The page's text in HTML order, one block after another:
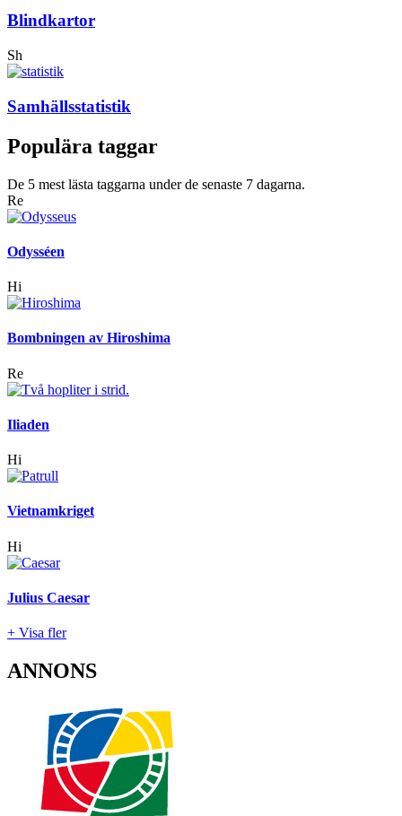
Blindkartor
Sh
Samhällsstatistik
Populära taggar
De 5 mest lästa taggarna under de senaste 7 dagarna.
Re
Odysséen
Hi
Bombningen av Hiroshima
Re
Iliaden
Hi
Vietnamkriget
Hi
Julius Caesar
+ Visa fler
ANNONS